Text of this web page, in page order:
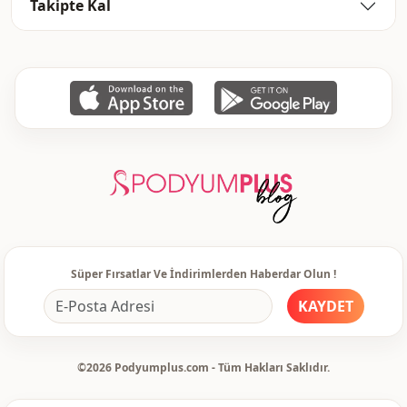
Takipte Kal
Süper Fırsatlar Ve İndirimlerden Haberdar Olun !
KAYDET
©2026 Podyumplus.com - Tüm Hakları Saklıdır.